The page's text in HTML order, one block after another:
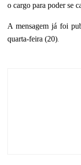
o cargo para poder se
A mensagem já foi
quarta-feira (20).